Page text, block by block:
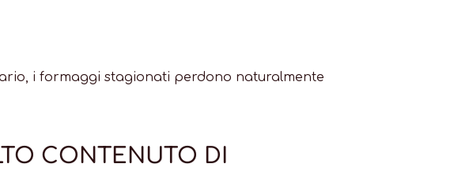
i formaggi stagionati perdono naturalmente
CONTENUTO DI